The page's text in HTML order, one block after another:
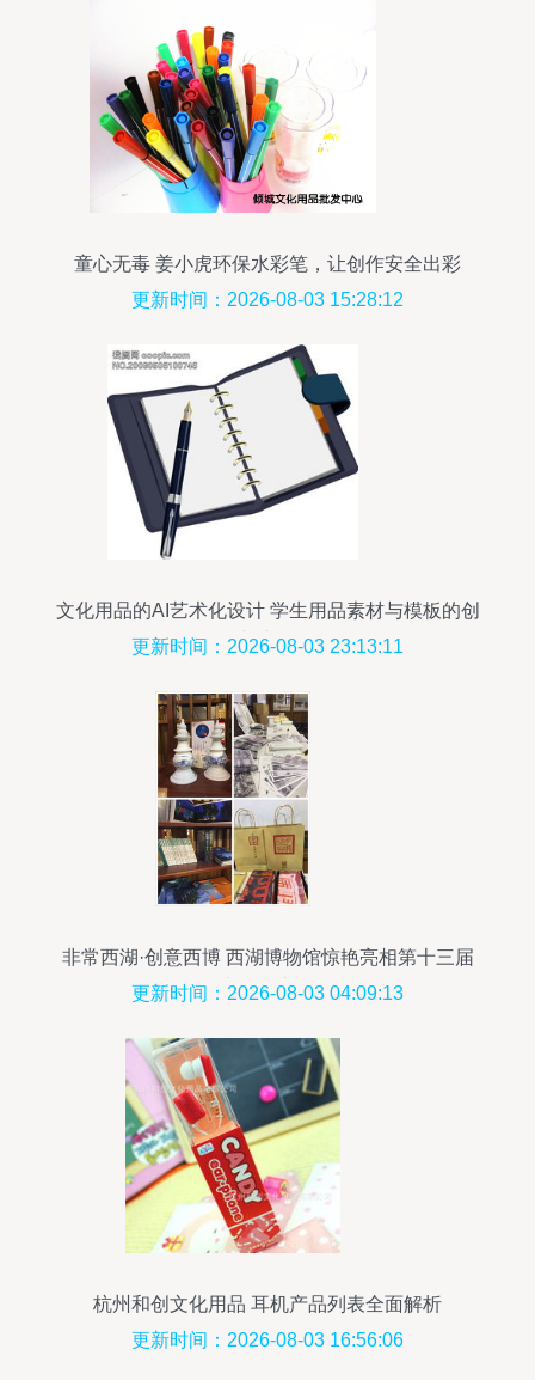
童心无毒 姜小虎环保水彩笔，让创作安全出彩
更新时间：2026-08-03 15:28:12
文化用品的AI艺术化设计 学生用品素材与模板的创
新应用
更新时间：2026-08-03 23:13:11
非常西湖·创意西博 西湖博物馆惊艳亮相第十三届
义乌文交会
更新时间：2026-08-03 04:09:13
杭州和创文化用品 耳机产品列表全面解析
更新时间：2026-08-03 16:56:06